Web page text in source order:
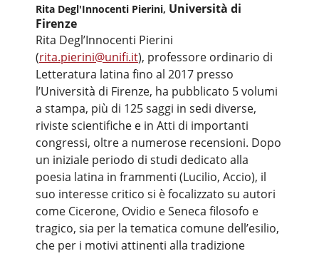
Rita Degl'Innocenti Pierini, Università di
Firenze
Rita Degl’Innocenti Pierini
(rita.pierini@unifi.it), professore ordinario di
Letteratura latina fino al 2017 presso
l’Università di Firenze, ha pubblicato 5 volumi
a stampa, più di 125 saggi in sedi diverse,
riviste scientifiche e in Atti di importanti
congressi, oltre a numerose recensioni. Dopo
un iniziale periodo di studi dedicato alla
poesia latina in frammenti (Lucilio, Accio), il
suo interesse critico si è focalizzato su autori
come Cicerone, Ovidio e Seneca filosofo e
tragico, sia per la tematica comune dell’esilio,
che per i motivi attinenti alla tradizione